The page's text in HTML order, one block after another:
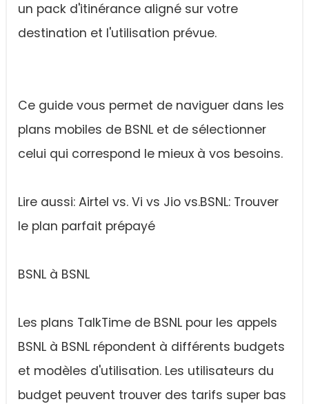
un pack d'itinérance aligné sur votre
destination et l'utilisation prévue.
Ce guide vous permet de naviguer dans les
plans mobiles de BSNL et de sélectionner
celui qui correspond le mieux à vos besoins.
Lire aussi: Airtel vs. Vi vs Jio vs.BSNL: Trouver
le plan parfait prépayé
BSNL à BSNL
Les plans TalkTime de BSNL pour les appels
BSNL à BSNL répondent à différents budgets
et modèles d'utilisation. Les utilisateurs du
budget peuvent trouver des tarifs super bas